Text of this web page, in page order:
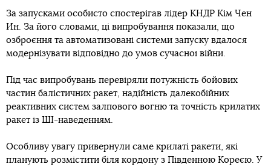
За запусками особисто спостерігав лідер КНДР Кім Чен
Ин. За його словами, ці випробування показали, що
озброєння та автоматизовані системи запуску вдалося
модернізувати відповідно до умов сучасної війни.
Під час випробувань перевіряли потужність бойових
частин балістичних ракет, надійність далекобійних
реактивних систем залпового вогню та точність крилатих
ракет із ШІ-наведенням.
Особливу увагу привернули саме крилаті ракети, які
планують розмістити біля кордону з Південною Кореєю. У